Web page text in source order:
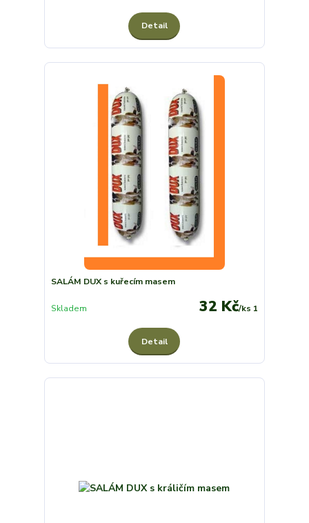
Detail
SALÁM DUX s kuřecím masem
32 Kč/ks 1
Skladem
Detail